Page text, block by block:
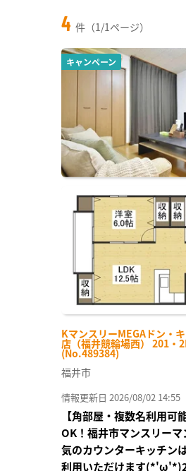
4 件（1/1ページ）
キャンペーン
KマンスリーMEGAドン・
店（福井競輪場西） 201・
(No.489384)
福井市
情報更新日 2026/08/02 14:55
【角部屋・複数名利用可
OK！福井市マンスリー
気のカウンターキッチン
利用いただけます